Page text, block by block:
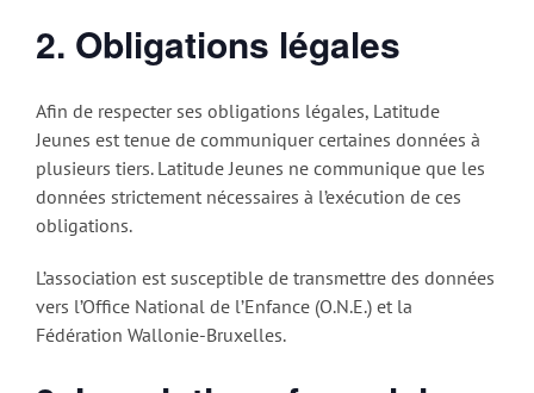
2. Obligations légales
Afin de respecter ses obligations légales, Latitude
Jeunes est tenue de communiquer certaines données à
plusieurs tiers. Latitude Jeunes ne communique que les
données strictement nécessaires à l’exécution de ces
obligations.
L’association est susceptible de transmettre des données
vers l’Office National de l’Enfance (O.N.E.) et la
Fédération Wallonie-Bruxelles.